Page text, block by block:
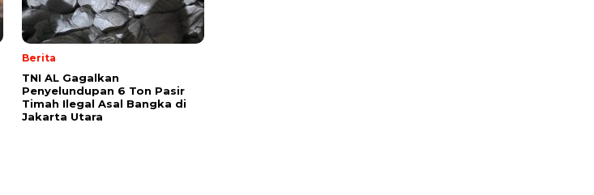
Berita
TNI AL Gagalkan
Penyelundupan 6 Ton Pasir
Timah Ilegal Asal Bangka di
Jakarta Utara